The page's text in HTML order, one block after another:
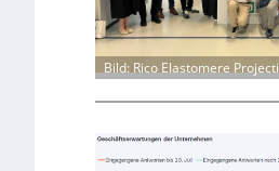
Bild: Rico Elastomere